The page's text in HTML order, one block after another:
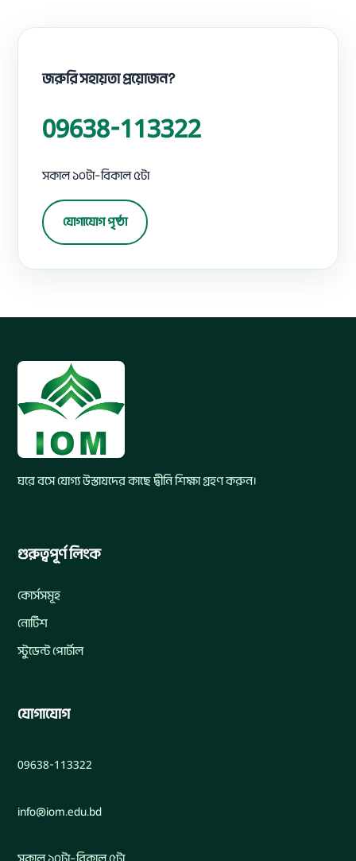
জরুরি সহায়তা প্রয়োজন?
09638-113322
সকাল ১০টা–বিকাল ৫টা
যোগাযোগ পৃষ্ঠা
ঘরে বসে যোগ্য উস্তাযদের কাছে দ্বীনি শিক্ষা গ্রহণ করুন।
গুরুত্বপূর্ণ লিংক
কোর্সসমূহ
নোটিশ
স্টুডেন্ট পোর্টাল
যোগাযোগ
09638-113322
info@iom.edu.bd